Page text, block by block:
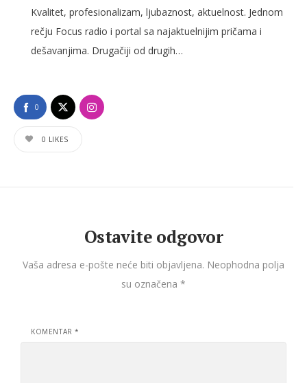
Kvalitet, profesionalizam, ljubaznost, aktuelnost. Jednom
rečju Focus radio i portal sa najaktuelnijim pričama i
dešavanjima. Drugačiji od drugih…
0
0 LIKES
Ostavite odgovor
Vaša adresa e-pošte neće biti objavljena. Neophodna polja
su označena *
KOMENTAR*